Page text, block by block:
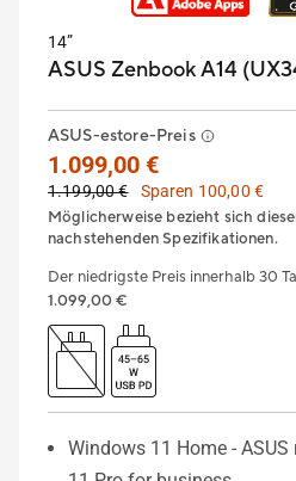
14”
ASUS Zenbook A14
ASUS-estore-Preis
1.099,00 €
1.199,00 €
Sparen 100,00 €
Möglicherweise bezieht sich
nachstehenden Spezifikationen.
Der niedrigste Preis innerhalb 30
1.099,00 €
Windows 11 Home -